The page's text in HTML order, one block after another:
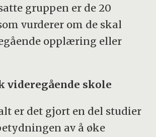
gruppen er de 20
vurderer om de skal
opplæring eller
videregående skole
er det gjort en del studier
av å øke